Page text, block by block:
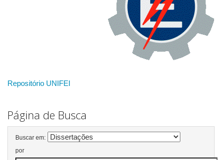
Repositório UNIFEI
Página de Busca
Buscar em:
por